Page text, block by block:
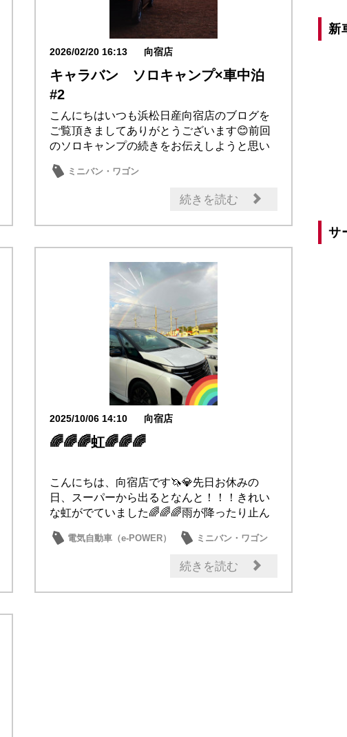
2026/02/20 16:13 向宿店
キャラバン ソロキャンプ×車中泊
#2
こんにちはいつも浜松日産向宿店のブログを
ご覧頂きましてありがとうございます😊前回
のソロキャンプの続きをお伝えしようと思い
ミニバン・ワゴン
続きを読む
2025/10/06 14:10 向宿店
🌈🌈🌈虹🌈🌈🌈
こんにちは、向宿店です🦄💎先日お休みの
日、スーパーから出るとなんと！！！きれい
な虹がでていました🌈🌈🌈雨が降ったり止ん
電気自動車（e-POWER）
ミニバン・ワゴン
続きを読む
新
サ